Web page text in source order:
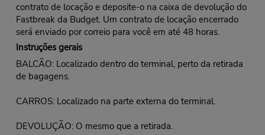
contrato de locação e deposite-o na caixa de devolução do
Fastbreak da Budget. Um contrato de locação encerrado
será enviado por correio para você em até 48 horas.
Instruções gerais
BALCÃO: Localizado dentro do terminal, perto da retirada
de bagagens.
CARROS: Localizado na parte externa do terminal.
DEVOLUÇÃO: O mesmo que a retirada.